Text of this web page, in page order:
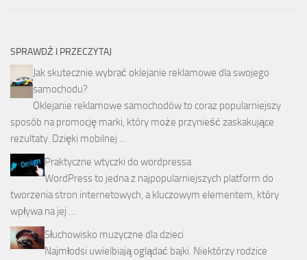
SPRAWDŹ I PRZECZYTAJ
Jak skutecznie wybrać oklejanie reklamowe dla swojego
samochodu?
Oklejanie reklamowe samochodów to coraz popularniejszy
sposób na promocję marki, który może przynieść zaskakujące
rezultaty. Dzięki mobilnej …
Praktyczne wtyczki do wordpressa
WordPress to jedna z najpopularniejszych platform do
tworzenia stron internetowych, a kluczowym elementem, który
wpływa na jej …
Słuchowisko muzyczne dla dzieci
Najmłodsi uwielbiają oglądać bajki. Niektórzy rodzice